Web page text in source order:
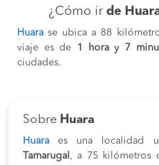
¿Cómo ir de
Huara se ubica a 88
viaje es de 1 hora y 7
ciudades.
Sobre Huara
Huara es una localidad
Tamarugal , a 75 kilómetros